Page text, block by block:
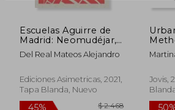
dcto. $ 1.764
Escuelas Aguirre de
Madrid: Neomudéjar,
Construcción y Oficio
(Arquitectura)
Del Real Mateos Alejandro
Ediciones Asimetricas, 2021,
Tapa Blanda, Nuevo
Jovis,